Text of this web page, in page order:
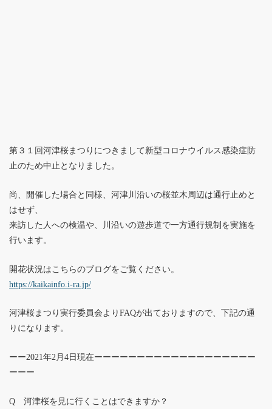
第３１回河津桜まつりにつきまして新型コロナウイルス感染症防
止のため中止となりました。
尚、開催した場合と同様、河津川沿いの桜並木周辺は通行止めと
はせず、
来訪した人への検温や、川沿いの遊歩道で一方通行規制を実施を
行います。
開花状況はこちらのブログをご覧ください。
https://kaikainfo.i-ra.jp/
河津桜まつり実行委員会よりFAQが出ておりますので、下記の通
りになります。
ーー2021年2月4日現在ーーーーーーーーーーーーーーーーーーー
ーーー
Q 河津桜を見に行くことはできますか？